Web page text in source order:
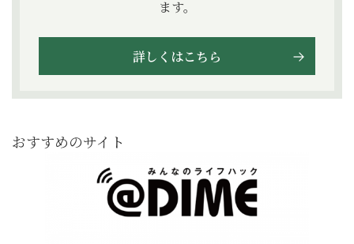
ます。
詳しくはこちら
おすすめのサイト